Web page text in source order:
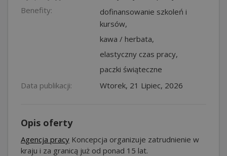
Benefity:
dofinansowanie szkoleń i
kursów,
kawa / herbata,
elastyczny czas pracy,
paczki świąteczne
Data publikacji:
Wtorek, 21 Lipiec, 2026
Opis oferty
Agencja pracy Koncepcja organizuje zatrudnienie w
kraju i za granicą już od ponad 15 lat.